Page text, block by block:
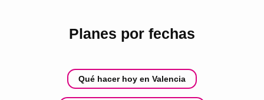
Planes por fechas
Qué hacer hoy en Valencia